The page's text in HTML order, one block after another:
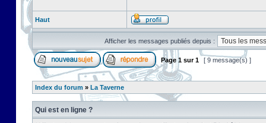
Haut
Afficher les messages publiés depuis :
Page 1 sur1 [ 9 message(s) ]
Index du forum » La Taverne
Qui est en ligne ?